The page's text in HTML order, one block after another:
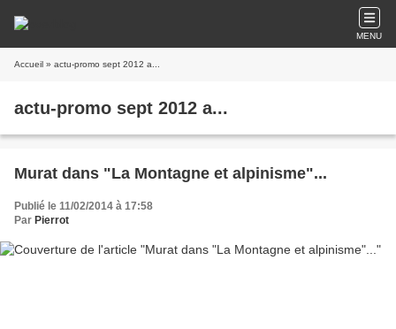
MENU
Accueil » actu-promo sept 2012 a...
actu-promo sept 2012 a...
Murat dans "La Montagne et alpinisme"...
Publié le 11/02/2014 à 17:58
Par Pierrot